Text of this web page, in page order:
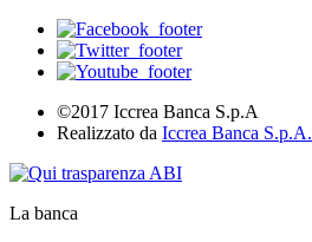
©2017 Iccrea Banca S.p.A
Realizzato da Iccrea Banca S.p.A.
La banca